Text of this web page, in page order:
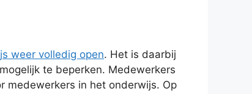
weer volledig open. Het is daarbij
te beperken. Medewerkers
medewerkers in het onderwijs. Op